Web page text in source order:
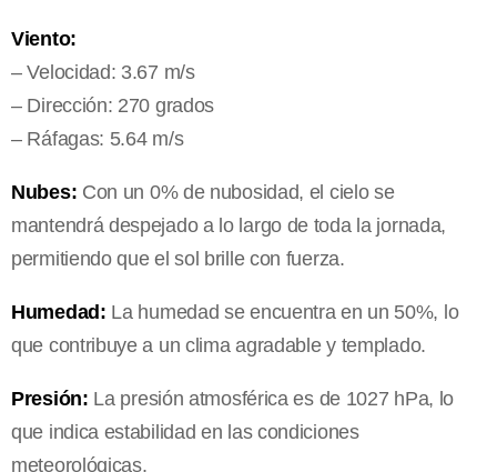
Viento:
– Velocidad: 3.67 m/s
– Dirección: 270 grados
– Ráfagas: 5.64 m/s
Nubes: Con un 0% de nubosidad, el cielo se
mantendrá despejado a lo largo de toda la jornada,
permitiendo que el sol brille con fuerza.
Humedad: La humedad se encuentra en un 50%, lo
que contribuye a un clima agradable y templado.
Presión: La presión atmosférica es de 1027 hPa, lo
que indica estabilidad en las condiciones
meteorológicas.